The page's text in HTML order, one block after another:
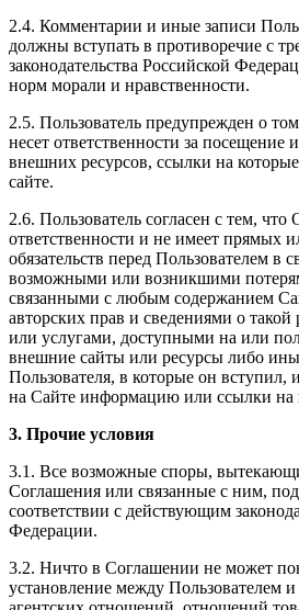
2.4. Комментарии и иные записи
должны вступать в противоречие с
законодательства Российской
норм морали и нравственности.
2.5. Пользователь предупрежден о
несет ответственности за посещение
внешних ресурсов, ссылки на
сайте.
2.6. Пользователь согласен с тем, что
ответственности и не имеет прямых
обязательств перед Пользователем в
возможными или возникшими
связанными с любым содержанием
авторских прав и сведениями о такой
или услугами, доступными на или
внешние сайты или ресурсы либо
Пользователя, в которые он вступил,
на Сайте информацию или ссылки на
3. Прочие условия
3.1. Все возможные споры,
Соглашения или связанные с ним,
соответствии с действующим
Федерации.
3.2. Ничто в Соглашении не может
установление между Пользователем